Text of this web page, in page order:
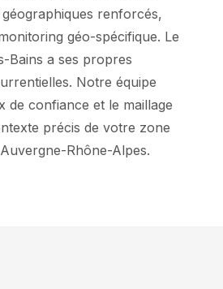
renforcés,
géo-spécifique. Le
Bains a ses propres
Notre équipe
de confiance et le maillage
précis de votre zone
Rhône-Alpes.